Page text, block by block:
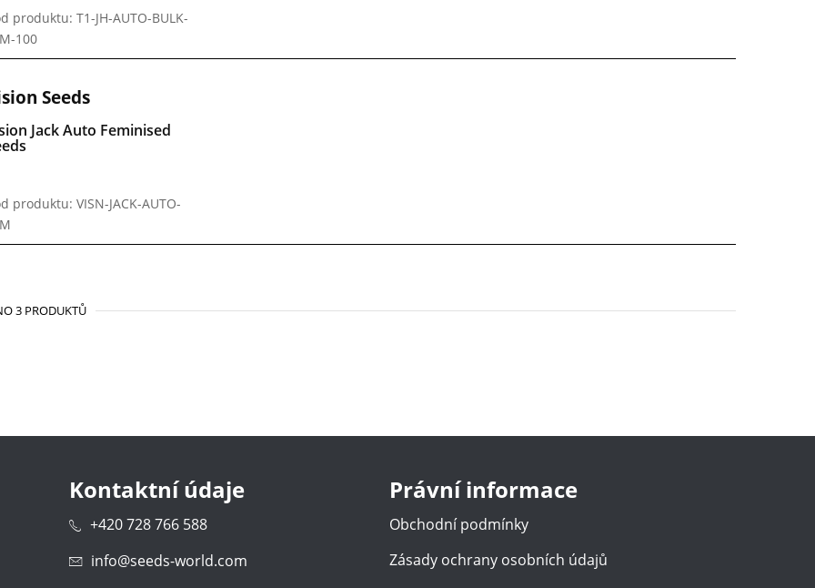
produktu: T1-JH-AUTO-BULK-
100
Seeds
Jack Auto Feminised
produktu: VISN-JACK-AUTO-
3 PRODUKTŮ
Kontaktní údaje
+420 728 766 588
info@seeds-world.com
Právní informace
Obchodní podmínky
Zásady ochrany osobních údajů